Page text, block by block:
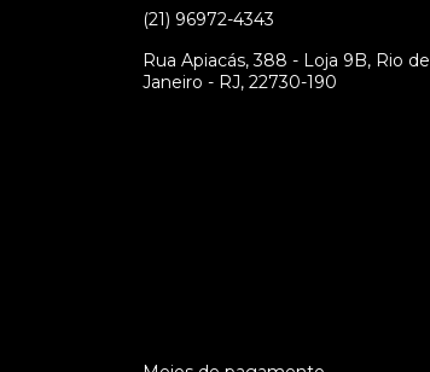
(21) 96972-4343
Rua Apiacás, 388 - Loja 9B, Rio de
Janeiro - RJ, 22730-190